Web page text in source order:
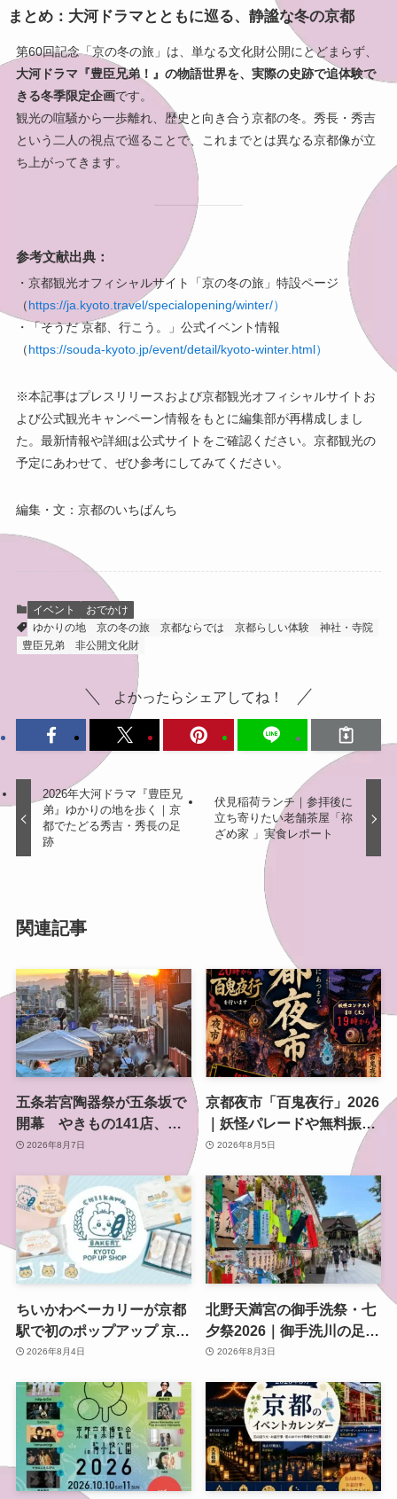
まとめ：大河ドラマとともに巡る、静謐な冬の京都
第60回記念「京の冬の旅」は、単なる文化財公開にとどまらず、
大河ドラマ『豊臣兄弟！』の物語世界を、実際の史跡で追体験で
きる冬季限定企画です。
観光の喧騒から一歩離れ、歴史と向き合う京都の冬。秀長・秀吉
という二人の視点で巡ることで、これまでとは異なる京都像が立
ち上がってきます。
参考文献出典：
・京都観光オフィシャルサイト「京の冬の旅」特設ページ
（https://ja.kyoto.travel/specialopening/winter/）
・「そうだ 京都、行こう。」公式イベント情報
（https://souda-kyoto.jp/event/detail/kyoto-winter.html）
※本記事はプレスリリースおよび京都観光オフィシャルサイトお
よび公式観光キャンペーン情報をもとに編集部が再構成しまし
た。最新情報や詳細は公式サイトをご確認ください。京都観光の
予定にあわせて、ぜひ参考にしてみてください。
編集・文：京都のいちばんち
イベント
おでかけ
ゆかりの地
京の冬の旅 京都ならでは 京都らしい体験
神社・寺院
豊臣兄弟
非公開文化財
よかったらシェアしてね！
2026年大河ドラマ『豊臣兄
弟』ゆかりの地を歩く｜京
都でたどる秀吉・秀長の足
跡
伏見稲荷ランチ｜参拝後に
立ち寄りたい老舗茶屋「祢
ざめ家 」実食レポート
関連記事
五条若宮陶器祭が五条坂で
開幕 やきもの141店、会
場は五条通の南側にも拡大
2026年8月7日
京都夜市「百鬼夜行」2026
｜妖怪パレードや無料振る
舞いを東本願寺前で開催
2026年8月5日
ちいかわベーカリーが京都
駅で初のポップアップ 京都
限定「ふわふわおたべキャ
2026年8月4日
北野天満宮の御手洗祭・七
夕祭2026｜御手洗川の足つ
け燈明神事で涼む夏の夜
2026年8月3日